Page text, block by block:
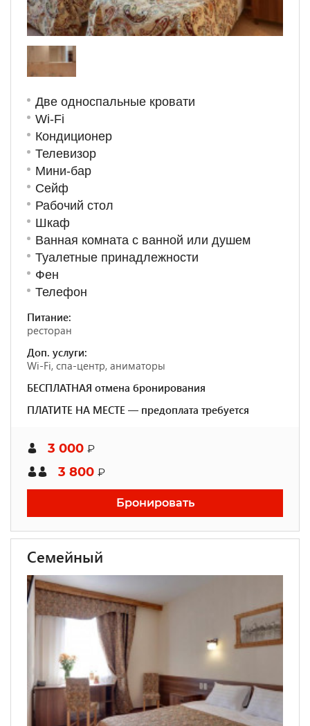
Две односпальные кровати
Wi-Fi
Кондиционер
Телевизор
Мини-бар
Сейф
Рабочий стол
Шкаф
Ванная комната с ванной или душем
Туалетные принадлежности
Фен
Телефон
Питание:
ресторан
Доп. услуги:
Wi-Fi, спа-центр, аниматоры
БЕСПЛАТНАЯ отмена бронирования
ПЛАТИТЕ НА МЕСТЕ — предоплата требуется
3 000 ₽
3 800 ₽
Бронировать
Семейный